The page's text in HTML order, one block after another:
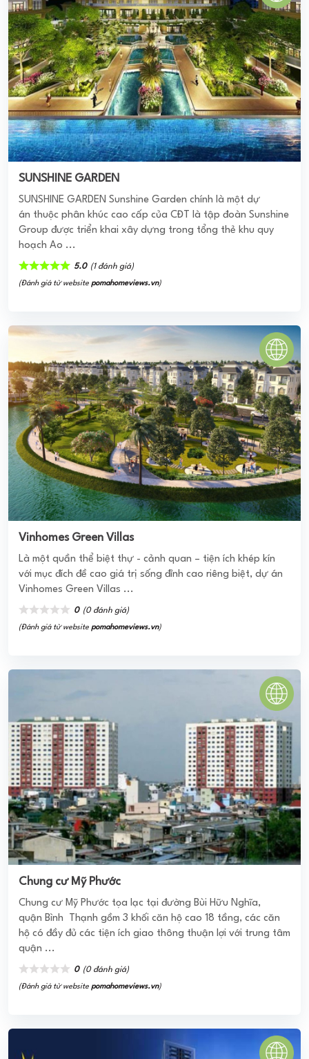
SUNSHINE GARDEN
SUNSHINE GARDEN Sunshine Garden chính là một dự
án thuộc phân khúc cao cấp của CĐT là tập đoàn Sunshine
Group được triển khai xây dựng trong tổng thẻ khu quy
hoạch Ao ...
5.0 (1 đánh giá)
(Đánh giá từ website pomahomeviews.vn)
Vinhomes Green Villas
Là một quần thể biệt thự - cảnh quan – tiện ích khép kín
với mục đích đề cao giá trị sống đỉnh cao riêng biệt, dự án
Vinhomes Green Villas ...
0 (0 đánh giá)
(Đánh giá từ website pomahomeviews.vn)
Chung cư Mỹ Phước
Chung cư Mỹ Phước tọa lạc tại đường Bùi Hữu Nghĩa,
quận Bình Thạnh gồm 3 khối căn hộ cao 18 tầng, các căn
hộ có đầy đủ các tiện ích giao thông thuận lợi với trung tâm
quận ...
0 (0 đánh giá)
(Đánh giá từ website pomahomeviews.vn)